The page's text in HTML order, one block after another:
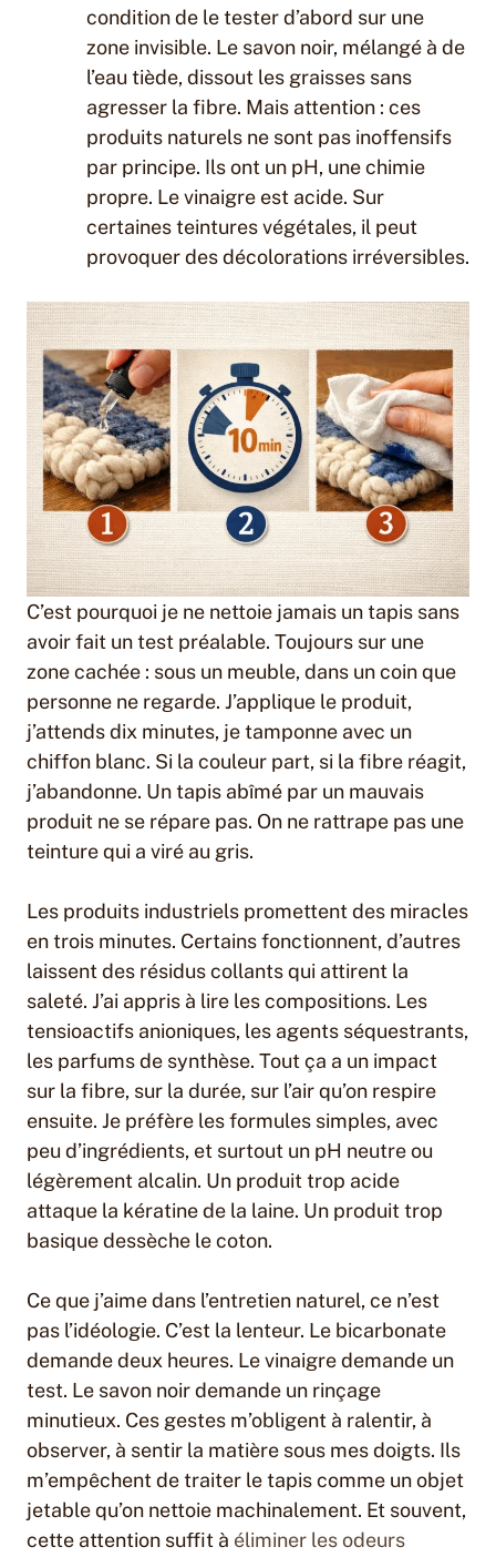
condition de le tester d’abord sur une
zone invisible. Le savon noir, mélangé à de
l’eau tiède, dissout les graisses sans
agresser la fibre. Mais attention : ces
produits naturels ne sont pas inoffensifs
par principe. Ils ont un pH, une chimie
propre. Le vinaigre est acide. Sur
certaines teintures végétales, il peut
provoquer des décolorations irréversibles.
C’est pourquoi je ne nettoie jamais un tapis sans
avoir fait un test préalable. Toujours sur une
zone cachée : sous un meuble, dans un coin que
personne ne regarde. J’applique le produit,
j’attends dix minutes, je tamponne avec un
chiffon blanc. Si la couleur part, si la fibre réagit,
j’abandonne. Un tapis abîmé par un mauvais
produit ne se répare pas. On ne rattrape pas une
teinture qui a viré au gris.
Les produits industriels promettent des miracles
en trois minutes. Certains fonctionnent, d’autres
laissent des résidus collants qui attirent la
saleté. J’ai appris à lire les compositions. Les
tensioactifs anioniques, les agents séquestrants,
les parfums de synthèse. Tout ça a un impact
sur la fibre, sur la durée, sur l’air qu’on respire
ensuite. Je préfère les formules simples, avec
peu d’ingrédients, et surtout un pH neutre ou
légèrement alcalin. Un produit trop acide
attaque la kératine de la laine. Un produit trop
basique dessèche le coton.
Ce que j’aime dans l’entretien naturel, ce n’est
pas l’idéologie. C’est la lenteur. Le bicarbonate
demande deux heures. Le vinaigre demande un
test. Le savon noir demande un rinçage
minutieux. Ces gestes m’obligent à ralentir, à
observer, à sentir la matière sous mes doigts. Ils
m’empêchent de traiter le tapis comme un objet
jetable qu’on nettoie machinalement. Et souvent,
cette attention suffit à éliminer les odeurs